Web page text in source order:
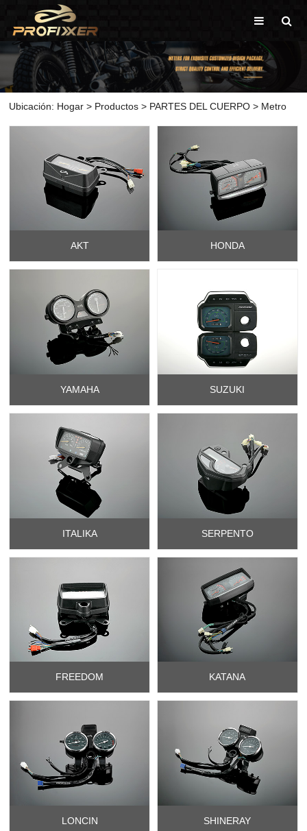
Ubicación: Hogar > Productos > PARTES DEL CUERPO > Metro
AKT HONDA
YAMAHA SUZUKI
ITALIKA SERPENTO
FREEDOM KATANA
LONCIN SHINERAY